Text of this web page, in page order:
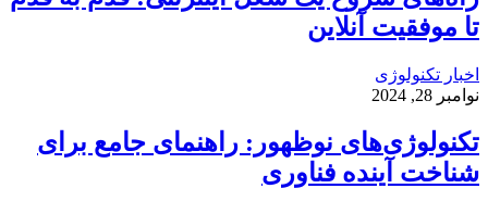
تا موفقیت آنلاین
اخبار تکنولوژی
نوامبر 28, 2024
تکنولوژی‌های نوظهور: راهنمای جامع برای
شناخت آینده فناوری